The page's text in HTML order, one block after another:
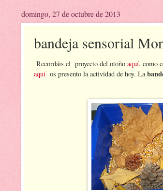
domingo, 27 de octubre de 2013
bandeja sensorial
Recordáis el proyecto del otoño aquí, como
aquí os presento la actividad de hoy. La